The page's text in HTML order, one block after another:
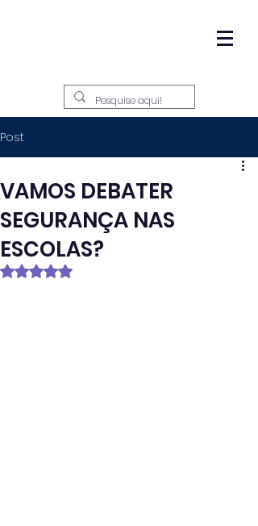
Post
VAMOS DEBATER
SEGURANÇA NAS
ESCOLAS?
Avaliado com NaN de 5 estrelas.